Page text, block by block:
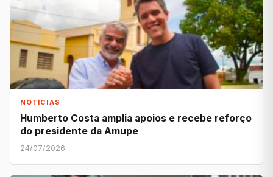
NOTÍCIAS
Humberto Costa amplia apoios e recebe reforço
do presidente da Amupe
24/07/2026